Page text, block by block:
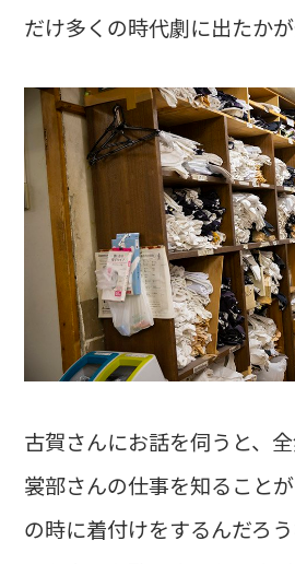
だけ多くの時代劇に出たかが
古賀さんにお話を伺うと、
裳部さんの仕事を知ること
の時に着付けをするんだろ